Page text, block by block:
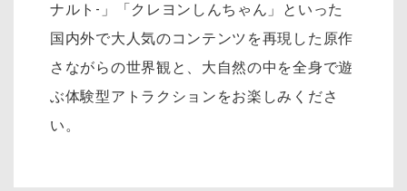
ナルト-」「クレヨンしんちゃん」といった
国内外で大人気のコンテンツを再現した原作
さながらの世界観と、大自然の中を全身で遊
ぶ体験型アトラクションをお楽しみくださ
い。